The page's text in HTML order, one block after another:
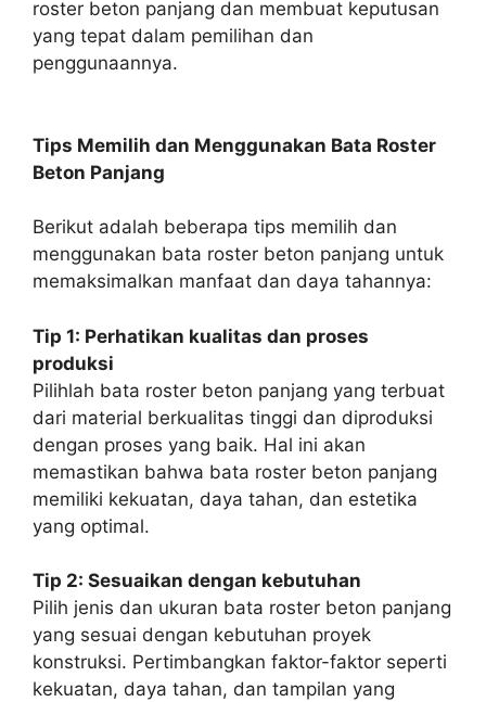
roster beton panjang dan membuat keputusan
yang tepat dalam pemilihan dan
penggunaannya.
Tips Memilih dan Menggunakan Bata Roster
Beton Panjang
Berikut adalah beberapa tips memilih dan
menggunakan bata roster beton panjang untuk
memaksimalkan manfaat dan daya tahannya:
Tip 1: Perhatikan kualitas dan proses
produksi
Pilihlah bata roster beton panjang yang terbuat
dari material berkualitas tinggi dan diproduksi
dengan proses yang baik. Hal ini akan
memastikan bahwa bata roster beton panjang
memiliki kekuatan, daya tahan, dan estetika
yang optimal.
Tip 2: Sesuaikan dengan kebutuhan
Pilih jenis dan ukuran bata roster beton panjang
yang sesuai dengan kebutuhan proyek
konstruksi. Pertimbangkan faktor-faktor seperti
kekuatan, daya tahan, dan tampilan yang